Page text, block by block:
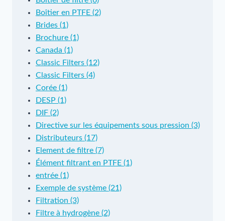
Boîtier en PTFE (2)
Brides (1)
Brochure (1)
Canada (1)
Classic Filters (12)
Classic Filters (4)
Corée (1)
DESP (1)
DIF (2)
Directive sur les équipements sous pression (3)
Distributeurs (17)
Element de filtre (7)
Élément filtrant en PTFE (1)
entrée (1)
Exemple de système (21)
Filtration (3)
Filtre à hydrogène (2)